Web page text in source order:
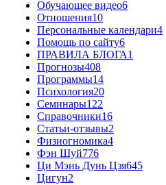
Обучающее видео6
Отношения10
Персональные календари4
Помощь по сайту6
ПРАВИЛА БЛОГА1
Прогнозы408
Программы14
Психология20
Семинары122
Справочники16
Статьи-отзывы2
Физиогномика4
Фэн Шуй776
Ци Мэнь Дунь Цзя645
Цигун2